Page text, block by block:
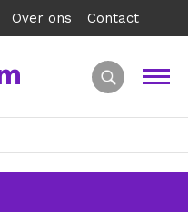
Over ons Contact